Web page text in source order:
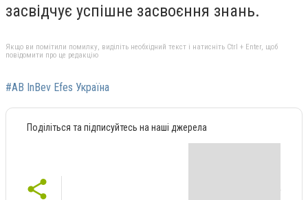
засвідчує успішне засвоєння знань.
Якщо ви помітили помилку, виділіть необхідний текст і натисніть Ctrl + Enter, щоб
повідомити про це редакцію
#AB InBev Efes Україна
Поділіться та підписуйтесь на наші джерела